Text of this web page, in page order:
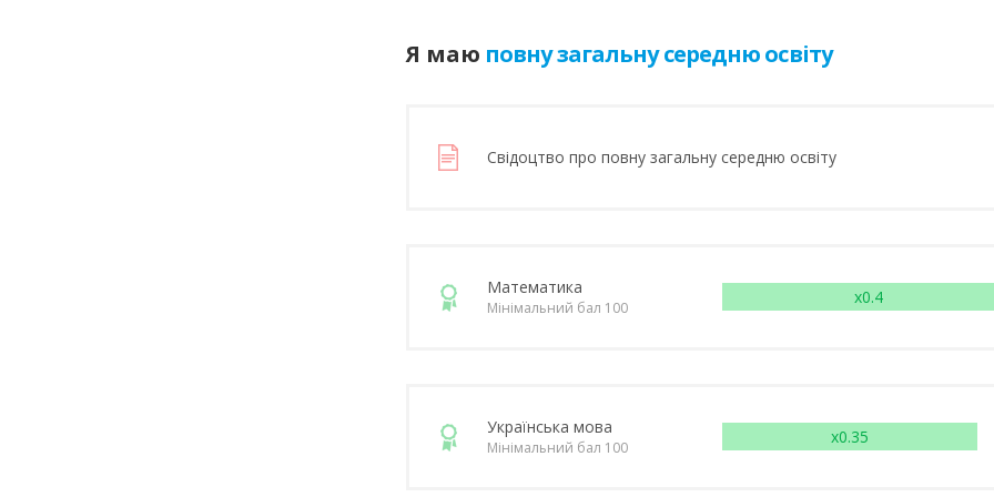
Я маю повну загальну середню освіту
Свідоцтво про повну загальну середню освіту
Математика
Мінімальний бал 100
x0.4
Українська мова
Мінімальний бал 100
x0.35